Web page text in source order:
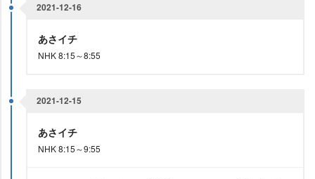
2021-12-16
あさイチ
NHK 8:15～8:55
2021-12-15
あさイチ
NHK 8:15～9:55